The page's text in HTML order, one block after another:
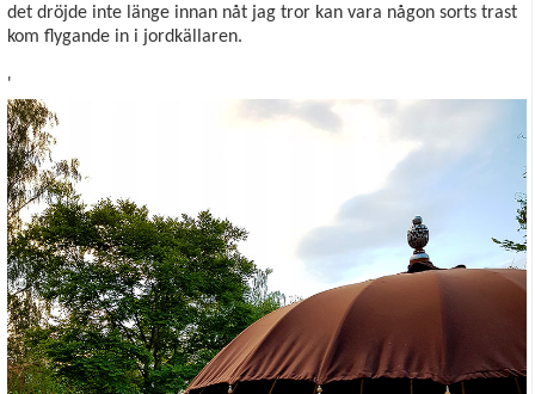
det dröjde inte länge innan nåt jag tror kan vara någon sorts trast
kom flygande in i jordkällaren.
'